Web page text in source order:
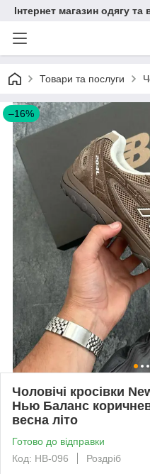
Інтернет магазин одягу та
Товари та послуги
–16%
Чоловічі кросівки
Нью Баланс
весна літо
Готово до відправки
Код: НВ-096
Роздріб